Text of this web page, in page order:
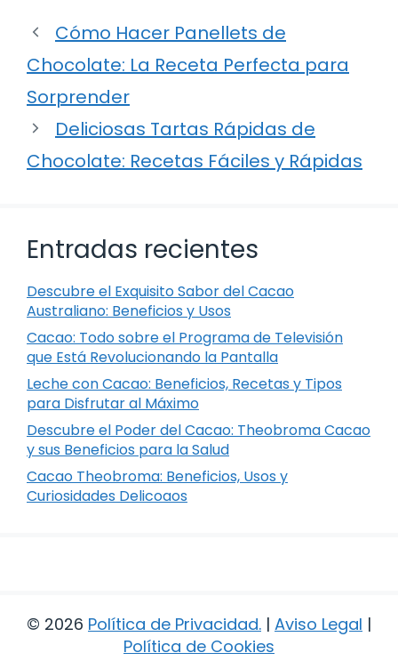
Cómo Hacer Panellets de
Chocolate: La Receta Perfecta para
Sorprender
Deliciosas Tartas Rápidas de
Chocolate: Recetas Fáciles y Rápidas
Entradas recientes
Descubre el Exquisito Sabor del Cacao
Australiano: Beneficios y Usos
Cacao: Todo sobre el Programa de Televisión
que Está Revolucionando la Pantalla
Leche con Cacao: Beneficios, Recetas y Tipos
para Disfrutar al Máximo
Descubre el Poder del Cacao: Theobroma Cacao
y sus Beneficios para la Salud
Cacao Theobroma: Beneficios, Usos y
Curiosidades Delicoaos
© 2026 Política de Privacidad. | Aviso Legal |
Política de Cookies